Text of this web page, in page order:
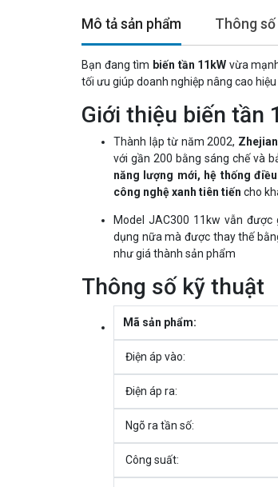
Mô tả sản phẩm Thông
Bạn đang tìm biến tần 11kW vừa
tối ưu giúp doanh nghiệp nâng cao hiệu
Giới thiệu biến tần
Thành lập từ năm 2002,
với gần 200 bằng sáng chế và
năng lượng mới, hệ thống
công nghệ xanh tiên tiến cho
Model JAC300 11kw vẫn
dụng nữa mà được thay thế
như giá thành sản phẩm
Thông số kỹ thuật
Mã sản phẩm:
Điện áp vào:
Điện áp ra:
Ngõ ra tần số:
Công suất: